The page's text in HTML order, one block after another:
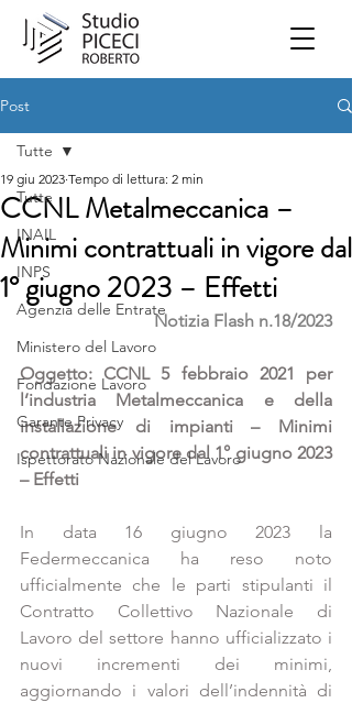
Post
Tutte
INAIL
INPS
Agenzia delle Entrate
Ministero del Lavoro
Fondazione Lavoro
Garante Privacy
Ispettorato Nazionale del Lavoro
Tutte
CCNL Metalmeccanica –
Minimi contrattuali in vigore dal
1° giugno 2023 – Effetti
19 giu 2023 Tempo di lettura: 2 min
Notizia Flash n.18/2023
Oggetto: CCNL 5 febbraio 2021 per
l’industria Metalmeccanica e della
installazione di impianti – Minimi
contrattuali in vigore dal 1° giugno 2023
– Effetti
In data 16 giugno 2023 la
Federmeccanica ha reso noto
ufficialmente che le parti stipulanti il
Contratto Collettivo Nazionale di
Lavoro del settore hanno ufficializzato i
nuovi incrementi dei minimi,
aggiornando i valori dell’indennità di